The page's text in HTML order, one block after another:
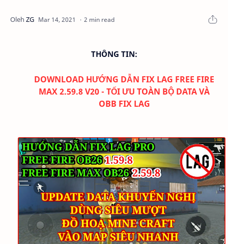
2 min read
THÔNG TIN:
DOWNLOAD HƯỚNG DẪN FIX LAG FREE FIRE
MAX 2.59.8 V20 - TỐI ƯU TOÀN BỘ DATA VÀ
OBB FIX LAG